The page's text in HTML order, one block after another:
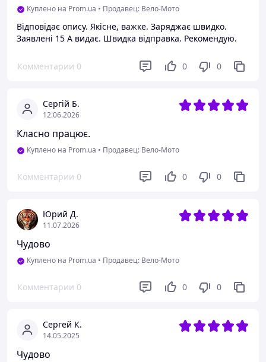
Куплено на Prom.ua • Продавец: Вело-Мото
Відповідає опису. Якісне, важке. Заряджає швидко.
Заявлені 15 A видає. Швидка відправка. Рекомендую.
Комментарии 0 0 0
Сергій Б.
12.06.2026
Класно працює.
Куплено на Prom.ua • Продавец: Вело-Мото
Комментарии 0 0 0
Юрий Д.
11.07.2026
Чудово
Куплено на Prom.ua • Продавец: Вело-Мото
Комментарии 0 0 0
Сергей К.
14.05.2025
Чудово